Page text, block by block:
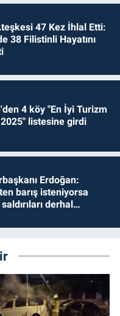
47 Kez İhlal Etti:
38 Filistinli Hayatını
4 köy "En İyi Turizm
listesine girdi
Erdoğan:
barış isteniyorsa
derhal